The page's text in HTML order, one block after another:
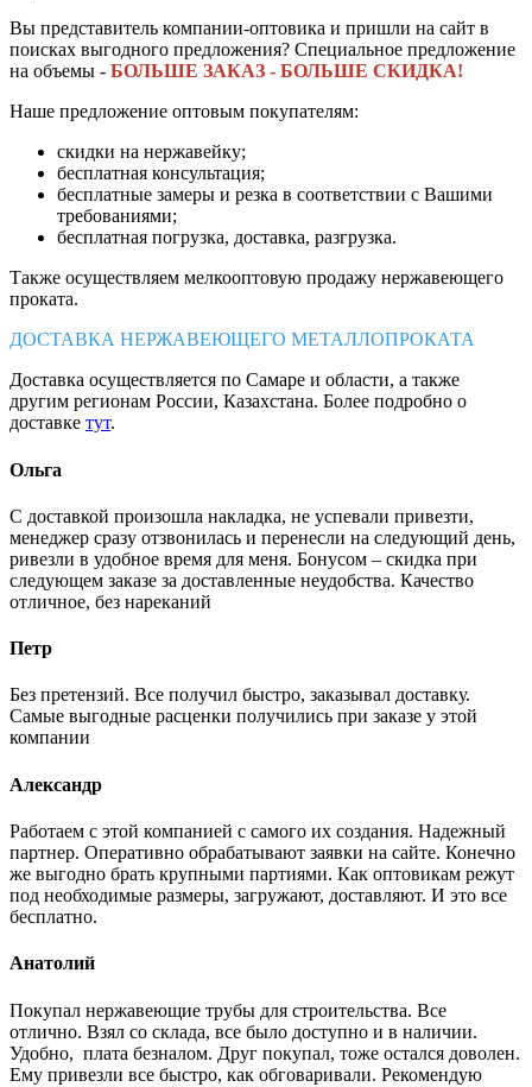
Вы представитель компании-оптовика и пришли на сайт в
поисках выгодного предложения? Специальное предложение
на объемы - БОЛЬШЕ ЗАКАЗ - БОЛЬШЕ СКИДКА!
Наше предложение оптовым покупателям:
скидки на нержавейку;
бесплатная консультация;
бесплатные замеры и резка в соответствии с Вашими
требованиями;
бесплатная погрузка, доставка, разгрузка.
Также осуществляем мелкооптовую продажу нержавеющего
проката.
ДОСТАВКА НЕРЖАВЕЮЩЕГО МЕТАЛЛОПРОКАТА
Доставка осуществляется по Самаре и области, а также
другим регионам России, Казахстана. Более подробно о
доставке тут.
Ольга
С доставкой произошла накладка, не успевали привезти,
менеджер сразу отзвонилась и перенесли на следующий день,
ривезли в удобное время для меня. Бонусом – скидка при
следующем заказе за доставленные неудобства. Качество
отличное, без нареканий
Петр
Без претензий. Все получил быстро, заказывал доставку.
Самые выгодные расценки получились при заказе у этой
компании
Александр
Работаем с этой компанией с самого их создания. Надежный
партнер. Оперативно обрабатывают заявки на сайте. Конечно
же выгодно брать крупными партиями. Как оптовикам режут
под необходимые размеры, загружают, доставляют. И это все
бесплатно.
Анатолий
Покупал нержавеющие трубы для строительства. Все
отлично. Взял со склада, все было доступно и в наличии.
Удобно, плата безналом. Друг покупал, тоже остался доволен.
Ему привезли все быстро, как обговаривали. Рекомендую